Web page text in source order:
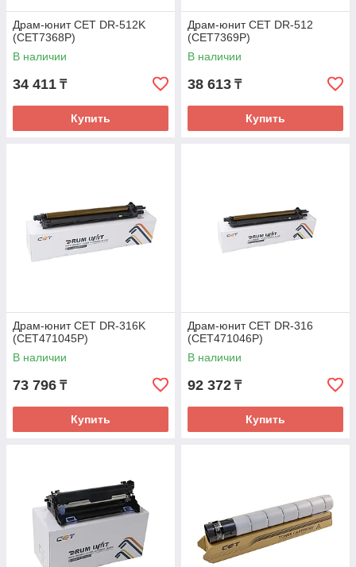
Драм-юнит CET DR-512K
(CET7368P)
В наличии
34 411 ₸
Купить
Драм-юнит CET DR-512
(CET7369P)
В наличии
38 613 ₸
Купить
Драм-юнит CET DR-316K
(CET471045P)
В наличии
73 796 ₸
Купить
Драм-юнит CET DR-316
(CET471046P)
В наличии
92 372 ₸
Купить